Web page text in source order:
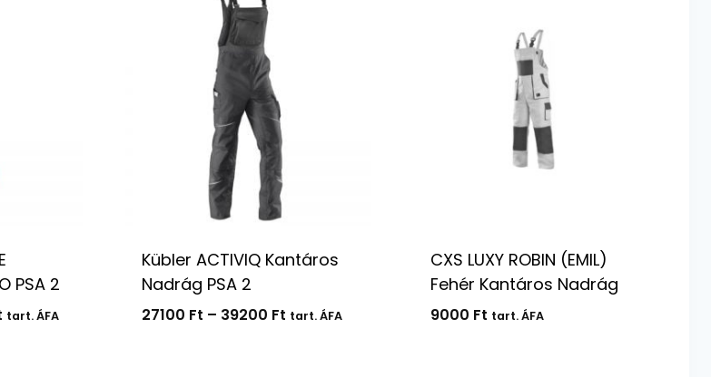
PSA 2
Ártartomány:
tart. ÁFA
Kübler ACTIVIQ Kantáros
Nadrág PSA 2
27100 Ft – 39200 FtÁrtartomány:
tart. ÁFA
CXS LUXY ROBIN (EMIL)
Fehér Kantáros Nadrág
9000 Ft tart. ÁFA